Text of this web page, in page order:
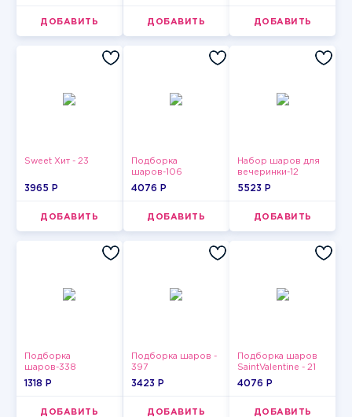
ДОБАВИТЬ ДОБАВИТЬ ДОБАВИТЬ
Sweet Хит - 23
3965 P
ДОБАВИТЬ
Подборка
шаров-106
4076 P
ДОБАВИТЬ
Набор шаров для
вечеринки-12
5523 P
ДОБАВИТЬ
Подборка
шаров-338
1318 P
ДОБАВИТЬ
Подборка шаров -
397
3423 P
ДОБАВИТЬ
Подборка шаров
SaintValentine - 21
4076 P
ДОБАВИТЬ